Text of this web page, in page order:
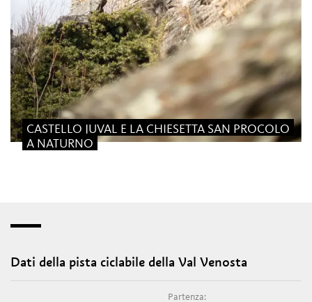
CASTELLO JUVAL E LA CHIESETTA SAN PROCOLO
A NATURNO
Dati della pista ciclabile della Val Venosta
Partenza: